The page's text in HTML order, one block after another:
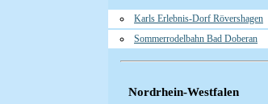
Karls Erlebnis-Dorf Rövershagen
Sommerrodelbahn Bad Doberan
Nordrhein-Westfalen